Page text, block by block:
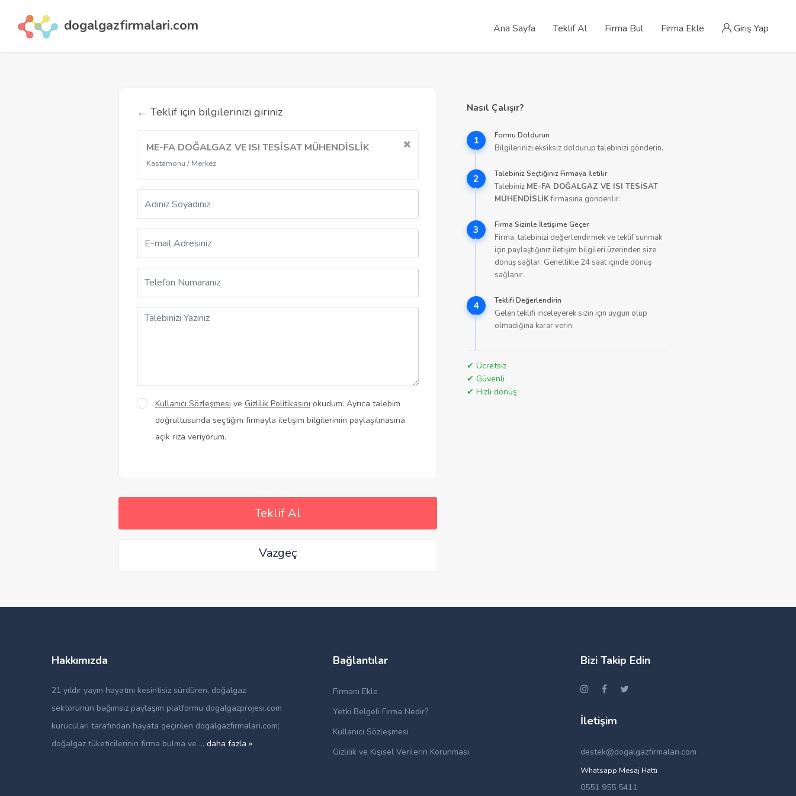
dogalgazfirmalari.com Ana Sayfa Teklif Al Firma Bul Firma Ekle Giriş Yap
← Teklif için bilgilerinizi giriniz
ME-FA DOĞALGAZ VE ISI TESİSAT MÜHENDİSLİK
Kastamonu / Merkez
Kullanıcı Sözleşmesive Gizlilik Politikasını okudum. Ayrıca talebim
doğrultusunda seçtiğim firmayla iletişim bilgilerimin paylaşılmasına
açık rıza veriyorum.
Teklif Al
Vazgeç
Nasıl Çalışır?
1 Formu Doldurun
Bilgilerinizi eksiksiz doldurup talebinizi gönderin.
2 Talebiniz Seçtiğiniz Firmaya İletilir
Talebiniz ME-FA DOĞALGAZ VE ISI TESİSAT
MÜHENDİSLİKfirmasına gönderilir.
3 Firma Sizinle İletişime Geçer
Firma, talebinizi değerlendirmek ve teklif sunmak
için paylaştığınız iletişim bilgileri üzerinden size
dönüş sağlar. Genellikle 24 saat içinde dönüş
sağlanır.
4 Teklifi Değerlendirin
Gelen teklifi inceleyerek sizin için uygun olup
olmadığına karar verin.
✔ Ücretsiz
✔ Güvenli
✔ Hızlı dönüş
Hakkımızda
21 yıldır yayın hayatını kesintisiz sürdüren, doğalgaz
sektörünün bağımsız paylaşım platformu dogalgazprojesi.com
kurucuları tarafından hayata geçirilen dogalgazfirmalari.com;
doğalgaz tüketicilerinin firma bulma ve ... daha fazla »
Bağlantılar
Firmanı Ekle
Yetki Belgeli Firma Nedir?
Kullanıcı Sözleşmesi
Gizlilik ve Kişisel Verilerin Korunması
Bizi Takip Edin
İletişim
destek@dogalgazfirmalari.com
Whatsapp Mesaj Hattı
0551 955 5411